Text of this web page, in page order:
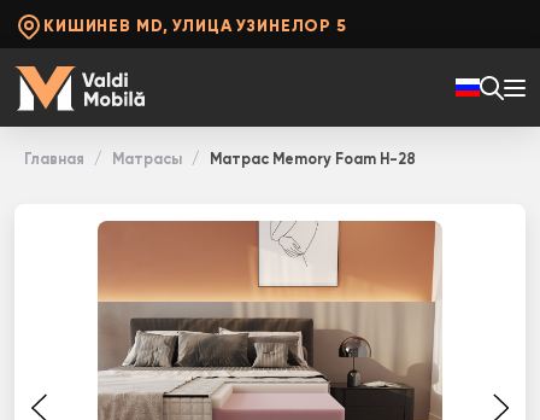
КИШИНЕВ MD, УЛИЦА УЗИНЕЛОР 5
Главная Матрасы Матрас Memory Foam H-28